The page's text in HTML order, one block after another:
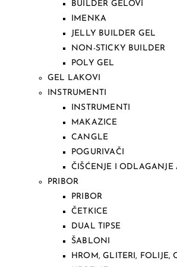
BUILDER GELOVI
IMENKA
JELLY BUILDER GEL
NON-STICKY BUILDER
POLY GEL
GEL LAKOVI
INSTRUMENTI
INSTRUMENTI
MAKAZICE
CANGLE
POGURIVAČI
ČIŠĆENJE I ODLAGANJE
PRIBOR
PRIBOR
ČETKICE
DUAL TIPSE
ŠABLONI
HROM, GLITERI, FOLIJE,